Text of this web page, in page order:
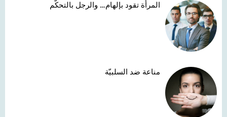
المرأة تقود بإلهام… والرجل بالتحكّم
مناعة ضد السلبيّة